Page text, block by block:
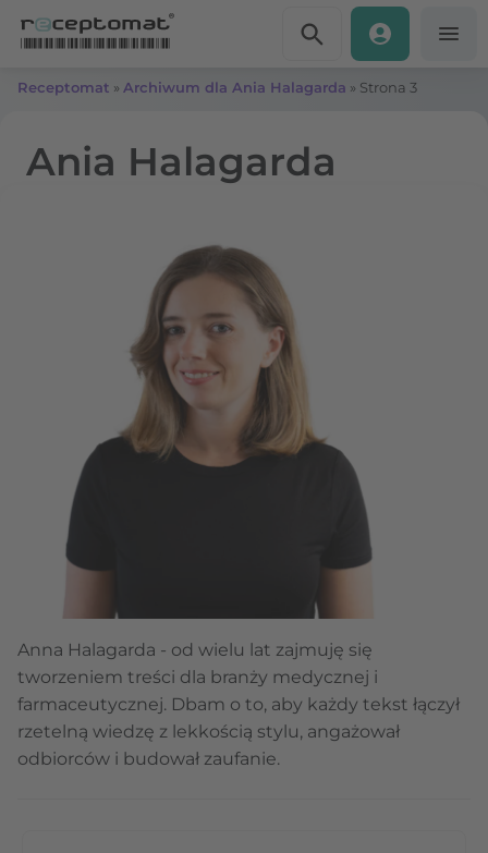
Receptomat » Archiwum dla Ania Halagarda » Strona 3
Ania Halagarda
Anna Halagarda - od wielu lat zajmuję się
tworzeniem treści dla branży medycznej i
farmaceutycznej. Dbam o to, aby każdy tekst łączył
rzetelną wiedzę z lekkością stylu, angażował
odbiorców i budował zaufanie.